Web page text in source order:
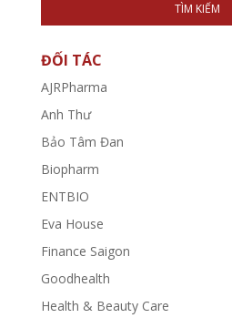
TÌM KIẾM
ĐỐI TÁC
AJRPharma
Anh Thư
Bảo Tâm Đan
Biopharm
ENTBIO
Eva House
Finance Saigon
Goodhealth
Health & Beauty Care